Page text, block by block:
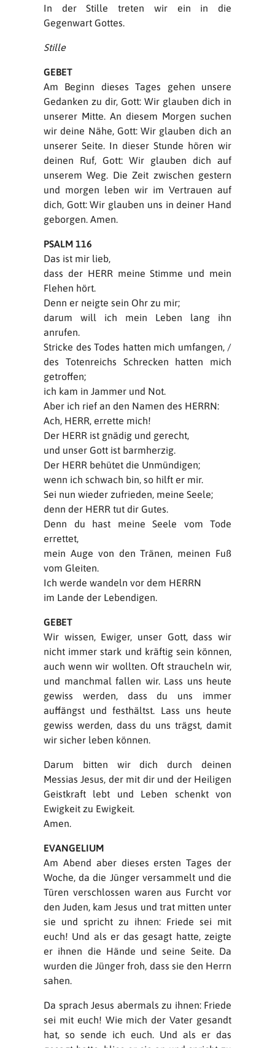
In der Stille treten wir ein in die
Gegenwart Gottes.
Stille
GEBET
Am Beginn dieses Tages gehen unsere
Gedanken zu dir, Gott: Wir glauben dich in
unserer Mitte. An diesem Morgen suchen
wir deine Nähe, Gott: Wir glauben dich an
unserer Seite. In dieser Stunde hören wir
deinen Ruf, Gott: Wir glauben dich auf
unserem Weg. Die Zeit zwischen gestern
und morgen leben wir im Vertrauen auf
dich, Gott: Wir glauben uns in deiner Hand
geborgen. Amen.
PSALM 116
Das ist mir lieb,
dass der HERR meine Stimme und mein
Flehen hört.
Denn er neigte sein Ohr zu mir;
darum will ich mein Leben lang ihn
anrufen.
Stricke des Todes hatten mich umfangen, /
des Totenreichs Schrecken hatten mich
getroffen;
ich kam in Jammer und Not.
Aber ich rief an den Namen des HERRN:
Ach, HERR, errette mich!
Der HERR ist gnädig und gerecht,
und unser Gott ist barmherzig.
Der HERR behütet die Unmündigen;
wenn ich schwach bin, so hilft er mir.
Sei nun wieder zufrieden, meine Seele;
denn der HERR tut dir Gutes.
Denn du hast meine Seele vom Tode
errettet,
mein Auge von den Tränen, meinen Fuß
vom Gleiten.
Ich werde wandeln vor dem HERRN
im Lande der Lebendigen.
GEBET
Wir wissen, Ewiger, unser Gott, dass wir
nicht immer stark und kräftig sein können,
auch wenn wir wollten. Oft straucheln wir,
und manchmal fallen wir. Lass uns heute
gewiss werden, dass du uns immer
auffängst und festhältst. Lass uns heute
gewiss werden, dass du uns trägst, damit
wir sicher leben können.
Darum bitten wir dich durch deinen
Messias Jesus, der mit dir und der Heiligen
Geistkraft lebt und Leben schenkt von
Ewigkeit zu Ewigkeit.
Amen.
EVANGELIUM
Am Abend aber dieses ersten Tages der
Woche, da die Jünger versammelt und die
Türen verschlossen waren aus Furcht vor
den Juden, kam Jesus und trat mitten unter
sie und spricht zu ihnen: Friede sei mit
euch! Und als er das gesagt hatte, zeigte
er ihnen die Hände und seine Seite. Da
wurden die Jünger froh, dass sie den Herrn
sahen.
Da sprach Jesus abermals zu ihnen: Friede
sei mit euch! Wie mich der Vater gesandt
hat, so sende ich euch. Und als er das